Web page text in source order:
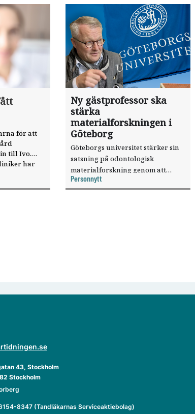
för att
till Ivo.
har
Ny gästprofessor ska
stärka
materialforskningen i
Göteborg
Göteborgs universitet stärker sin
satsning på odontologisk
materialforskning genom att
knyta forskaren Pekka Vallittu till
verksamheten som gästprofessor.
Personnytt
43, Stockholm
Stockholm
8347 (Tandläkarnas Serviceaktiebolag)